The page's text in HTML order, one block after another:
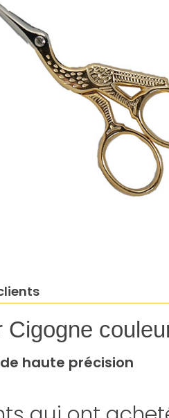
haute précision